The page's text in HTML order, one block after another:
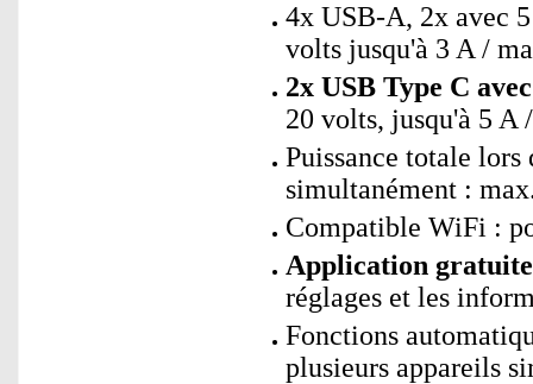
4x USB-A, 2x avec
volts jusqu'à 3 A /
2x USB Type C
20 volts, jusqu'à 5 A
Puissance totale
simultanément :
Compatible WiFi :
Application
réglages et les
Fonctions
plusieurs appareils